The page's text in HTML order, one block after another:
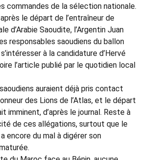
commandes de la sélection nationale.
le départ de l’entraîneur de
d’Arabie Saoudite, l’Argentin Juan
responsables saoudiens du ballon
à la candidature d’Hervé
l’article publié par le quotidien local
auraient déjà pris contact
des Lions de l’Atlas, et le départ
imminent, d’après le journal. Reste à
de ces allégations, surtout que le
encore du mal à digérer son